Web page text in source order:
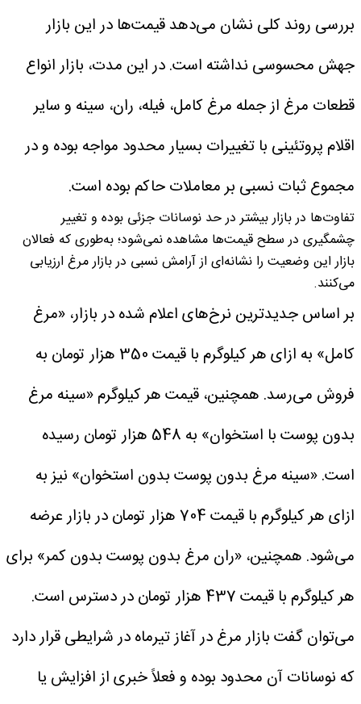
بررسی روند کلی نشان می‌دهد قیمت‌ها در این بازار
جهش محسوسی نداشته است.در این مدت، بازار انواع
قطعات مرغ از جمله مرغ کامل، فیله، ران، سینه و سایر
اقلام پروتئینی با تغییرات بسیار محدود مواجه بوده و در
مجموع ثبات نسبی بر معاملات حاکم بوده است.
تفاوت‌ها در بازار بیشتر در حد نوسانات جزئی بوده و تغییر
چشمگیری در سطح قیمت‌ها مشاهده نمی‌شود؛ به‌طوری که فعالان
بازار این وضعیت را نشانه‌ای از آرامش نسبی در بازار مرغ ارزیابی
می‌کنند.
بر اساس جدیدترین نرخ‌های اعلام شده در بازار، «مرغ
کامل» به ازای هر کیلوگرم با قیمت 350 هزار تومان به
فروش می‌رسد. همچنین، قیمت هر کیلوگرم «سینه مرغ
بدون پوست با استخوان» به 548 هزار تومان رسیده
است.«سینه مرغ بدون پوست بدون استخوان» نیز به
ازای هر کیلوگرم با قیمت 704 هزار تومان در بازار عرضه
می‌شود. همچنین، «ران مرغ بدون پوست بدون کمر» برای
هر کیلوگرم با قیمت 437 هزار تومان در دسترس است.
می‌توان گفت بازار مرغ در آغاز تیرماه در شرایطی قرار دارد
که نوسانات آن محدود بوده و فعلاً خبری از افزایش یا